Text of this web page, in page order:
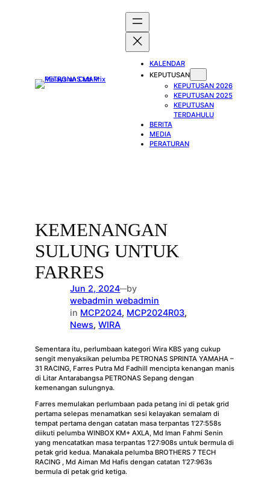
KALENDAR
KEPUTUSAN
KEPUTUSAN 2026
KEPUTUSAN 2025
KEPUTUSAN
TERDAHULU
BERITA
MEDIA
PERATURAN
KEMENANGAN
SULUNG UNTUK
FARRES
Jun 2, 2024—by
webadmin webadmin
in MCP2024, MCP2024R03
News, WIRA
Sementara itu, perlumbaan kategori Wira KBS yang cukup
sengit menyaksikan pelumba PETRONAS SPRINTA YAMAHA –
31 RACING, Farres Putra Md Fadhill mencipta kenangan manis
di Litar Antarabangsa PETRONAS Sepang dengan
kemenangan sulungnya.
Farres memulakan perlumbaan pada petang ini di petak grid
pertama selepas menamatkan sesi kelayakan semalam di
tempat pertama dengan catatan masa terpantas 1’27:558s
diikuti pelumba WINBOX KM+ AXLA, Md Iman Fahmi Senin
yang mencatatkan masa terpantas 1’27:908s untuk bermula di
petak grid kedua. Manakala pelumba BROTHERS 7 TECH
RACING , Md Aiman Md Hafis dengan catatan 1’27:963s
bermula di petak grid ketiga.